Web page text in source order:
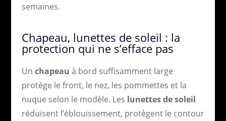
semaines.
Chapeau, lunettes de soleil : la
protection qui ne s’efface pas
Un chapeau à bord suffisamment large
protège le front, le nez, les pommettes et la
nuque selon le modèle. Les lunettes de soleil
réduisent l’éblouissement, protègent le contour